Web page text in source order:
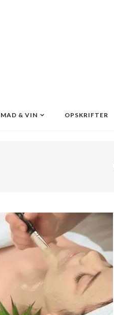
MAD & VIN OPSKRIFTER